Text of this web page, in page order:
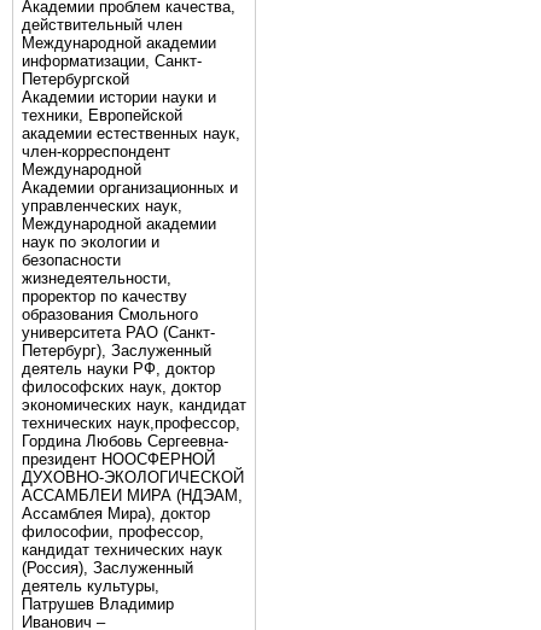
Академии проблем качества,
действительный член
Международной академии
информатизации, Санкт-
Петербургской
Академии истории науки и
техники, Европейской
академии естественных наук,
член-корреспондент
Международной
Академии организационных и
управленческих наук,
Международной академии
наук по экологии и
безопасности
жизнедеятельности,
проректор по качеству
образования Смольного
университета РАО (Санкт-
Петербург), Заслуженный
деятель науки РФ, доктор
философских наук, доктор
экономических наук, кандидат
технических наук,профессор,
Гордина Любовь Сергеевна-
президент НООСФЕРНОЙ
ДУХОВНО-ЭКОЛОГИЧЕСКОЙ
АССАМБЛЕИ МИРА (НДЭАМ,
Ассамблея Мира), доктор
философии, профессор,
кандидат технических наук
(Россия), Заслуженный
деятель культуры,
Патрушев Владимир
Иванович –